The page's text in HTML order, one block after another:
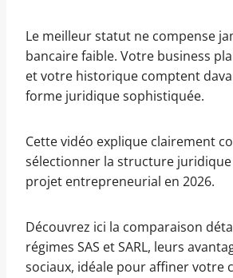
Le meilleur statut ne compense
bancaire faible. Votre business
et votre historique comptent
forme juridique sophistiquée.
Cette vidéo explique clairement
sélectionner la structure
projet entrepreneurial en 2026.
Découvrez ici la comparaison
régimes SAS et SARL, leurs
sociaux, idéale pour affiner votre